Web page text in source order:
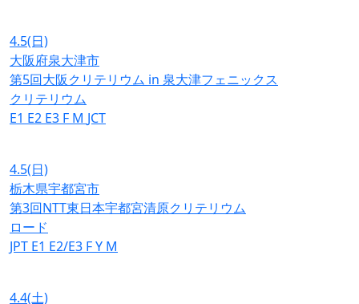
4.5(日)
大阪府泉大津市
第5回大阪クリテリウム in 泉大津フェニックス
クリテリウム
E1 E2 E3 F M JCT
4.5(日)
栃木県宇都宮市
第3回NTT東日本宇都宮清原クリテリウム
ロード
JPT E1 E2/E3 FY M
4.4(土)